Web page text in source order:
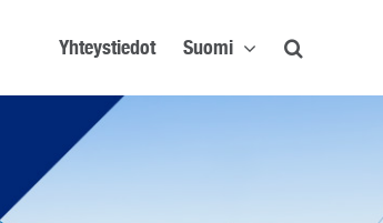
Yhteystiedot Suomi